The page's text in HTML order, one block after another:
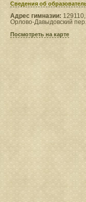
Сведения​ об
Адрес гимназии:
Орлово-Давыдовский
Посмотреть на карте